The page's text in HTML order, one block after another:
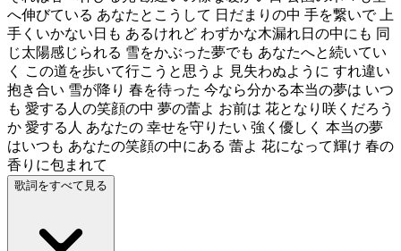
へ伸びている あなたとこうして 日だまりの中 手を繋いで 上
手くいかない日も あるけれど わずかな木漏れ日の中にも 同
じ太陽感じられる 雪をかぶった夢でも あなたへと続いてい
く この道を歩いて行こうと思うよ 見失わぬように すれ違い
抱き合い 雪が降り 春を待った 今なら分かる本当の夢は いつ
も 愛する人の笑顔の中 夢の蕾よ お前は 花となり咲くだろう
か 愛する人 あなたの 幸せを守りたい 強く優しく 本当の夢
はいつも あなたの笑顔の中にある 蕾よ 花になって輝け 春の
香りに包まれて
歌詞をすべて見る